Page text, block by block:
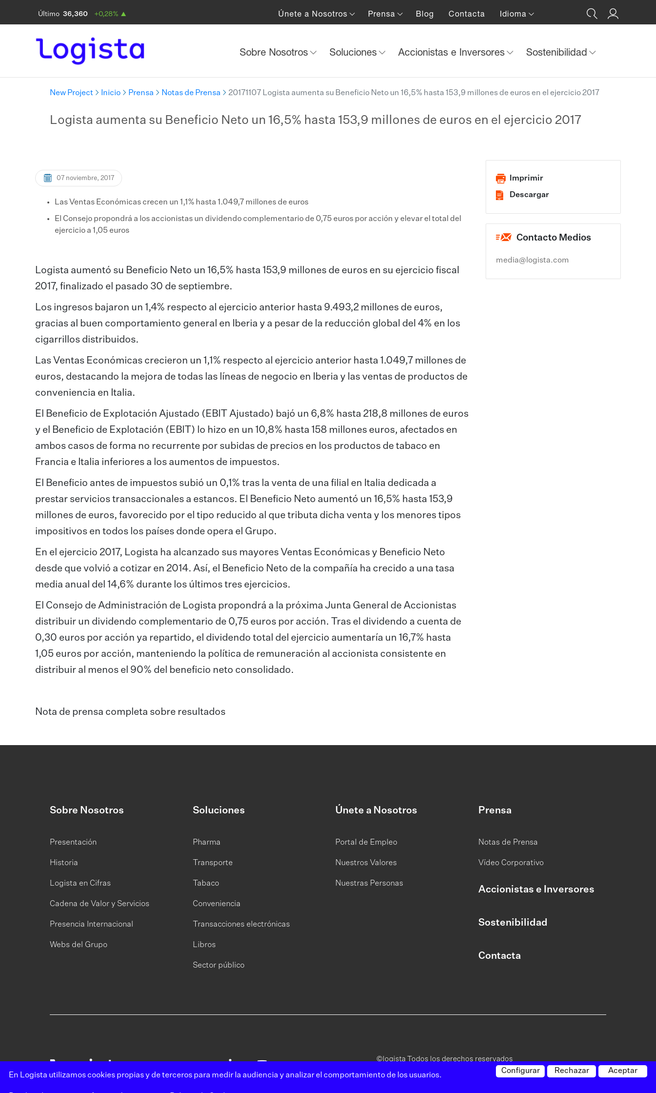
Únete a Nosotros Prensa Blog Contacta Idioma
Sobre Nosotros Soluciones Accionistas e Inversores Sostenibilidad
New Project Inicio Prensa Notas de Prensa 20171107 Logista aumenta su Beneficio Neto un 16,5% hasta 153,9 millones de euros en el ejercicio 2017
Logista aumenta su Beneficio Neto un 16,5% hasta 153,9 millones de euros en el ejercicio 2017
07 noviembre, 2017
​Las Ventas Económicas crecen un 1,1% hasta 1.049,7 millones de euros
El Consejo propondrá a los accionistas un dividendo complementario de 0,75 euros por acción y elevar el total del
ejercicio a 1,05 euros
Logista aumentó su Beneficio Neto un 16,5% hasta 153,9 millones de euros en su ejercicio fiscal
2017, finalizado el pasado 30 de septiembre.
Los ingresos bajaron un 1,4% respecto al ejercicio anterior hasta 9.493,2 millones de euros,
gracias al buen comportamiento general en Iberia y a pesar de la reducción global del 4% en los
cigarrillos distribuidos.
Las Ventas Económicas crecieron un 1,1% respecto al ejercicio anterior hasta 1.049,7 millones de
euros, destacando la mejora de todas las líneas de negocio en Iberia y las ventas de productos de
conveniencia en Italia.
El Beneficio de Explotación Ajustado (EBIT Ajustado) bajó un 6,8% hasta 218,8 millones de euros
y el Beneficio de Explotación (EBIT) lo hizo en un 10,8% hasta 158 millones euros, afectados en
ambos casos de forma no recurrente por subidas de precios en los productos de tabaco en
Francia e Italia inferiores a los aumentos de impuestos.
El Beneficio antes de impuestos subió un 0,1% tras la venta de una filial en Italia dedicada a
prestar servicios transaccionales a estancos. El Beneficio Neto aumentó un 16,5% hasta 153,9
millones de euros, favorecido por el tipo reducido al que tributa dicha venta y los menores tipos
impositivos en todos los países donde opera el Grupo.
En el ejercicio 2017, Logista ha alcanzado sus mayores Ventas Económicas y Beneficio Neto
desde que volvió a cotizar en 2014. Así, el Beneficio Neto de la compañía ha crecido a una tasa
media anual del 14,6% durante los últimos tres ejercicios.
El Consejo de Administración de Logista propondrá a la próxima Junta General de Accionistas
distribuir un dividendo complementario de 0,75 euros por acción. Tras el dividendo a cuenta de
0,30 euros por acción ya repartido, el dividendo total del ejercicio aumentaría un 16,7% hasta
1,05 euros por acción, manteniendo la política de remuneración al accionista consistente en
distribuir al menos el 90% del beneficio neto consolidado.
Nota de prensa completa sobre resultados​
Imprimir
Descargar
Contacto Medios
media@logista.com
Sobre Nosotros
Presentación
Historia
Logista en Cifras
Cadena de Valor y Servicios
Presencia Internacional
Webs del Grupo
Soluciones
Pharma
Transporte
Tabaco
Conveniencia
Transacciones electrónicas
Libros
Sector público
Únete a Nosotros
Portal de Empleo
Nuestros Valores
Nuestras Personas
Prensa
Notas de Prensa
Vídeo Corporativo
Accionistas e Inversores
Sostenibilidad
Contacta
©logista Todos los derechos reservados
Aceptar
Rechazar
Configurar
En Logista utilizamos cookies propias y de terceros para medir la audiencia y analizar el comportamiento de los usuarios.